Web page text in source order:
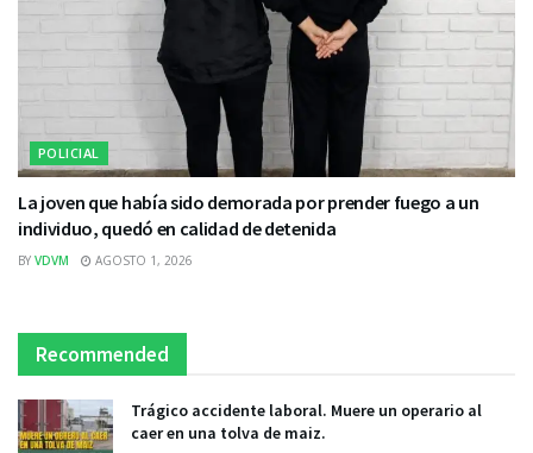
POLICIAL
La joven que había sido demorada por prender fuego a un
individuo, quedó en calidad de detenida
BY VDVM AGOSTO 1, 2026
Recommended
Trágico accidente laboral. Muere un operario al
caer en una tolva de maiz.